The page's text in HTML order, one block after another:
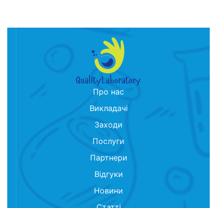
Про нас
Викладачі
Заходи
Послуги
Партнери
Відгуки
Новини